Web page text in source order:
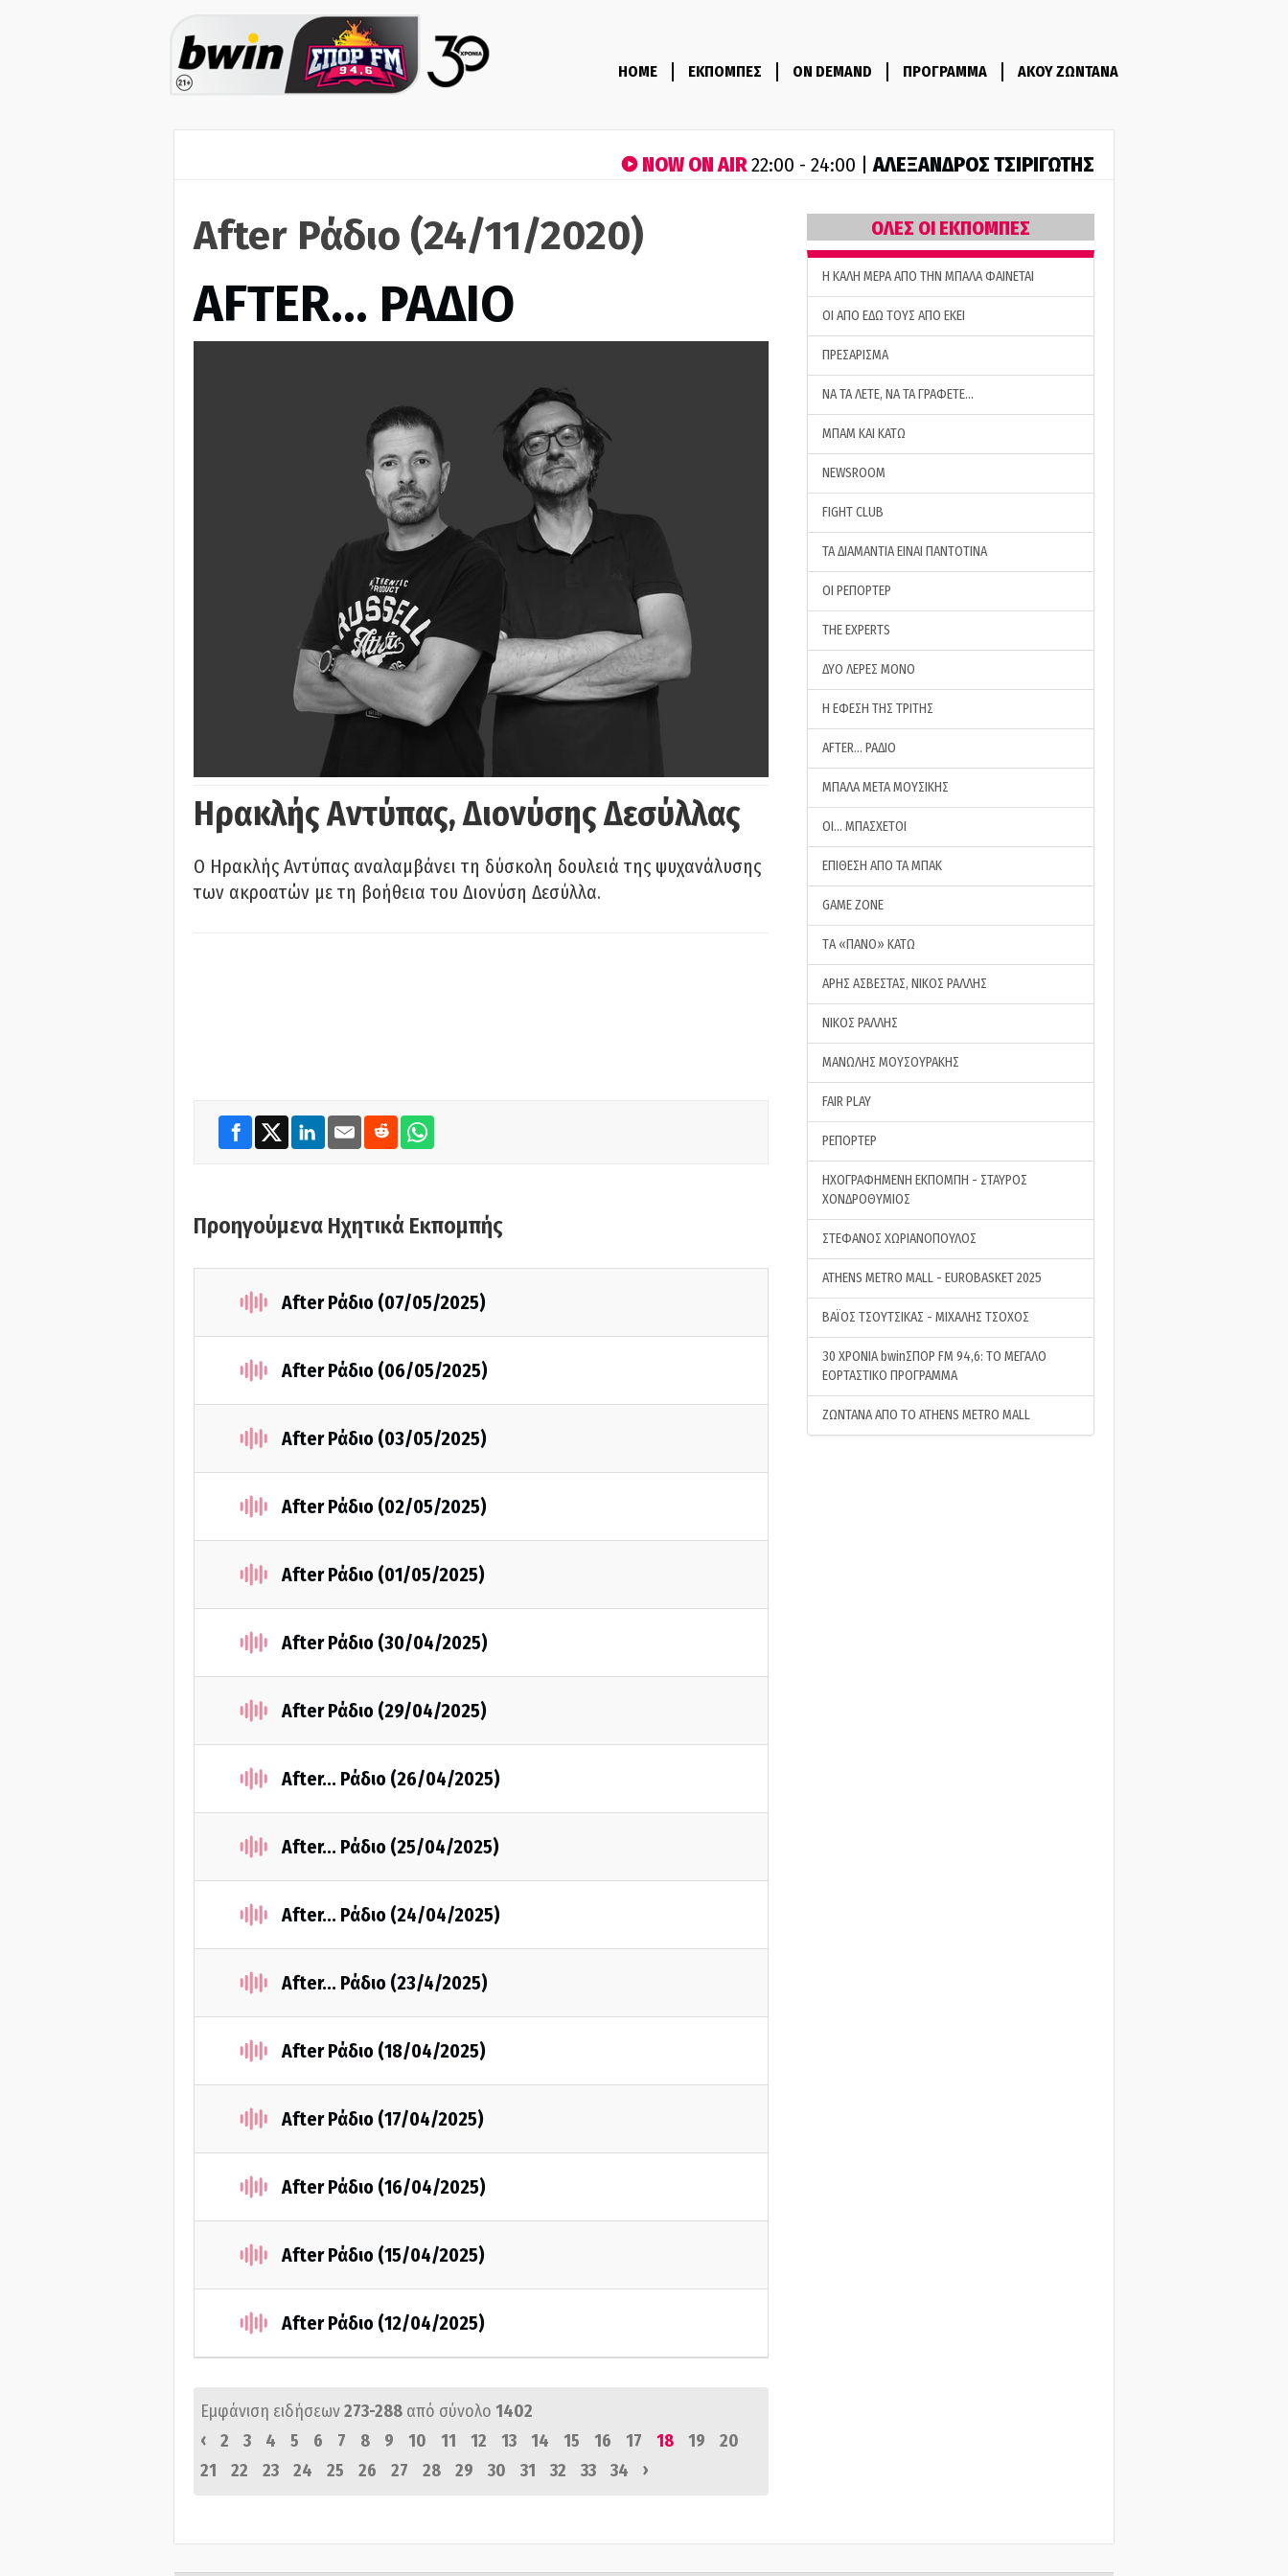
HOME ΕΚΠΟΜΠΕΣ ON DEMAND ΠΡΟΓΡΑΜΜΑ ΑΚΟΥ ΖΩΝΤΑΝΑ
NOW ON AIR22:00 - 24:00 |ΑΛΕΞΑΝΔΡΟΣ ΤΣΙΡΙΓΩΤΗΣ
After Ράδιο (24/11/2020)
AFTER… ΡΑΔΙΟ
Ηρακλής Αντύπας, Διονύσης Δεσύλλας
Ο Ηρακλής Αντύπας αναλαμβάνει τη δύσκολη δουλειά της ψυχανάλυσης
των ακροατών με τη βοήθεια του Διονύση Δεσύλλα.
Προηγούμενα Ηχητικά Εκπομπής
After Ράδιο (07/05/2025)
After Ράδιο (06/05/2025)
After Ράδιο (03/05/2025)
After Ράδιο (02/05/2025)
After Ράδιο (01/05/2025)
After Ράδιο (30/04/2025)
After Ράδιο (29/04/2025)
After... Ράδιο (26/04/2025)
After... Ράδιο (25/04/2025)
After... Ράδιο (24/04/2025)
After... Ράδιο (23/4/2025)
After Ράδιο (18/04/2025)
After Ράδιο (17/04/2025)
After Ράδιο (16/04/2025)
After Ράδιο (15/04/2025)
After Ράδιο (12/04/2025)
Εμφάνιση ειδήσεων273-288 από σύνολο 1402
‹
2 3 4 5 6 7 8 9 10 11 12 13 14 15 16 17 18 19
20
21
22 23 24 25 26 27 28 29 30 31 32 33 34 ›
ΟΛΕΣ ΟΙ ΕΚΠΟΜΠΕΣ
H ΚΑΛΗ ΜΕΡΑ ΑΠΟ ΤΗΝ ΜΠΑΛΑ ΦΑΙΝΕΤΑΙ
ΟΙ ΑΠΟ ΕΔΩ ΤΟΥΣ ΑΠΟ ΕΚΕΙ
ΠΡΕΣΑΡΙΣΜΑ
ΝΑ ΤΑ ΛΕΤΕ, ΝΑ ΤΑ ΓΡΑΦΕΤΕ…
ΜΠΑΜ ΚΑΙ ΚΑΤΩ
NEWSROOM
FIGHT CLUB
ΤΑ ΔΙΑΜΑΝΤΙΑ ΕΙΝΑΙ ΠΑΝΤΟΤΙΝΑ
ΟΙ ΡΕΠΟΡΤΕΡ
THE EXPERTS
ΔΥΟ ΛΕΡΕΣ ΜΟΝΟ
Η ΕΦΕΣΗ ΤΗΣ ΤΡΙΤΗΣ
AFTER… ΡΑΔΙΟ
ΜΠΑΛΑ ΜΕΤΑ ΜΟΥΣΙΚΗΣ
ΟΙ… ΜΠΑΣΧΕΤΟΙ
ΕΠΙΘΕΣΗ ΑΠΟ ΤΑ ΜΠΑΚ
GAME ZONE
ΤA «ΠΑΝΟ» ΚΑΤΩ
ΑΡΗΣ ΑΣΒΕΣΤΑΣ, ΝΙΚΟΣ ΡΑΛΛΗΣ
ΝΙΚΟΣ ΡΑΛΛΗΣ
ΜΑΝΩΛΗΣ ΜΟΥΣΟΥΡΑΚΗΣ
FAIR PLAY
ΡΕΠΟΡΤΕΡ
ΗΧΟΓΡΑΦΗΜΕΝΗ ΕΚΠΟΜΠΗ - ΣΤΑΥΡΟΣ
ΧΟΝΔΡΟΘΥΜΙΟΣ
ΣΤΕΦΑΝΟΣ ΧΩΡΙΑΝΟΠΟΥΛΟΣ
ATHENS METRO MALL - EUROBASKET 2025
ΒΑΪΟΣ ΤΣΟΥΤΣΙΚΑΣ - ΜΙΧΑΛΗΣ ΤΣΟΧΟΣ
30 ΧΡΟΝΙΑ bwinΣΠΟΡ FM 94,6: ΤΟ ΜΕΓΑΛΟ
ΕΟΡΤΑΣΤΙΚΟ ΠΡΟΓΡΑΜΜΑ
ΖΩΝΤΑΝΑ ΑΠΟ ΤΟ ATHENS METRO MALL